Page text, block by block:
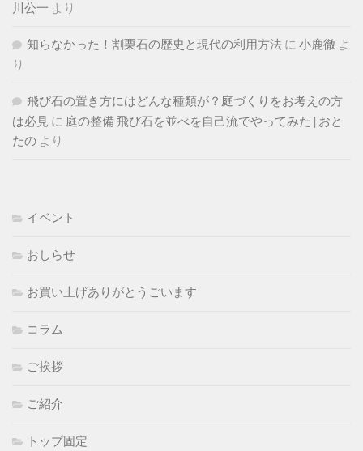
川公一 より
知らなかった！割栗石の歴史と現代の利用方法 に 小鹿徹 よ
り
飛び石の置き方にはどんな種類が？庭づくりをお考えの方
は必見 に 庭の整備 飛び石を並べを自己流でやってみた | おと
たの より
イベント
おしらせ
お買い上げありがとうごいます
コラム
ご挨拶
ご紹介
トップ固定